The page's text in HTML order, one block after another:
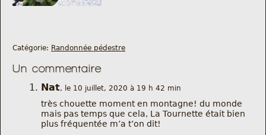
Catégorie: Randonnée pédestre
Un commentaire
Nat, le 10 juillet, 2020 à 19 h 42 min
très chouette moment en montagne! du monde
mais pas temps que cela, La Tournette était bien
plus fréquentée m’a t’on dit!